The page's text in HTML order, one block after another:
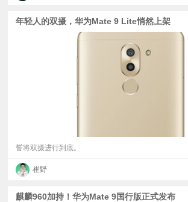
年轻人的双摄，华为Mate 9 Lite悄然上架
誓将双摄进行到底。
崔野
麒麟960加持！华为Mate 9国行版正式发布